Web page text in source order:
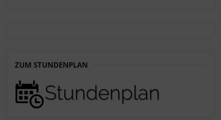
ZUM STUNDENPLAN